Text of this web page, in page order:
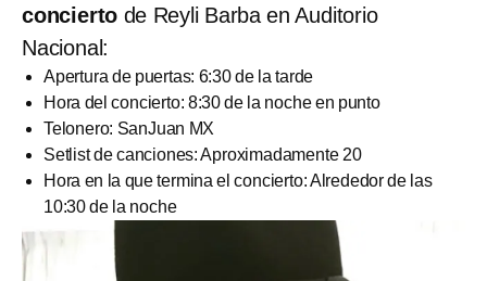
concierto de Reyli Barba en Auditorio
Nacional:
Apertura de puertas: 6:30 de la tarde
Hora del concierto: 8:30 de la noche en punto
Telonero: SanJuan MX
Setlist de canciones: Aproximadamente 20
Hora en la que termina el concierto: Alrededor de las
10:30 de la noche